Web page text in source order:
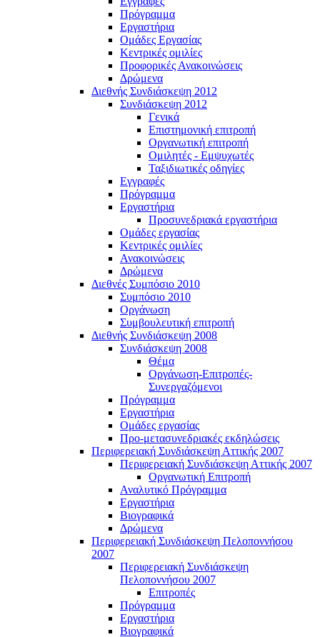
Πρόγραμμα
Εργαστήρια
Ομάδες Εργασίας
Κεντρικές ομιλίες
Προφορικές Ανακοινώσεις
Δρώμενα
Διεθνής Συνδιάσκεψη 2012
Συνδιάσκεψη 2012
Γενικά
Επιστημονική επιτροπή
Οργανωτική επιτροπή
Ομιλητές - Εμψυχωτές
Ταξιδιωτικές οδηγίες
Εγγραφές
Πρόγραμμα
Εργαστήρια
Προσυνεδριακά εργαστήρια
Ομάδες εργασίας
Κεντρικές ομιλίες
Ανακοινώσεις
Δρώμενα
Διεθνές Συμπόσιο 2010
Συμπόσιο 2010
Οργάνωση
Συμβουλευτική επιτροπή
Διεθνής Συνδιάσκεψη 2008
Συνδιάσκεψη 2008
Θέμα
Οργάνωση-Επιτροπές-
Συνεργαζόμενοι
Πρόγραμμα
Εργαστήρια
Ομάδες εργασίας
Προ-μετασυνεδριακές εκδηλώσεις
Περιφερειακή Συνδιάσκεψη Αττικής 2007
Περιφερειακή Συνδιάσκεψη Αττικής 2007
Οργανωτική Επιτροπή
Αναλυτικό Πρόγραμμα
Εργαστήρια
Βιογραφικά
Δρώμενα
Περιφερειακή Συνδιάσκεψη Πελοποννήσου
2007
Περιφερειακή Συνδιάσκεψη
Πελοποννήσου 2007
Επιτροπές
Πρόγραμμα
Εργαστήρια
Βιογραφικά